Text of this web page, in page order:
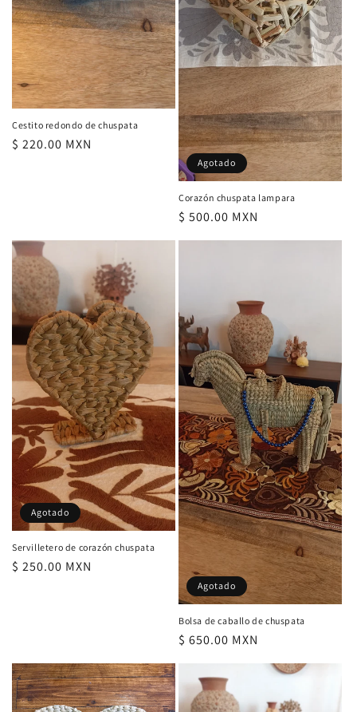
Cestito redondo de chuspata
Precio
$ 220.00 MXN
Agotado
Corazón chuspata lampara
Precio
$ 500.00 MXN
Agotado
Servilletero de corazón chuspata
Precio
$ 250.00 MXN
Agotado
Bolsa de caballo de chuspata
Precio
$ 650.00 MXN